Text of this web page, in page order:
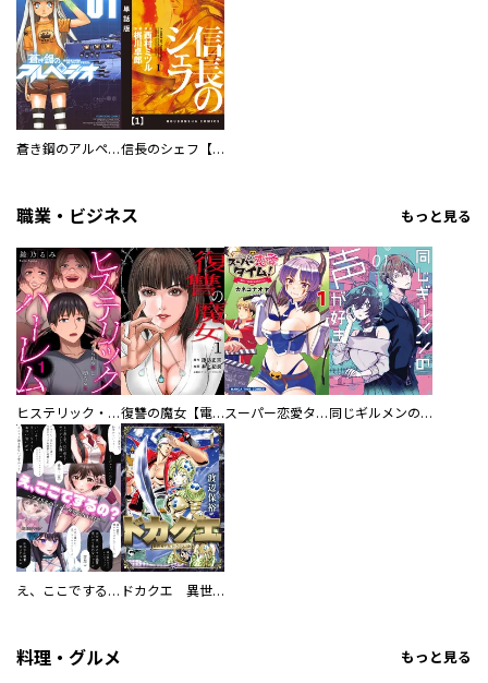
蒼き鋼のアルペジオ 信長のシェフ【単話版】
職業・ビジネス もっと見る
ヒステリック・ハーレム～搾られる男と堕ちる女～【電子単行本版】 復讐の魔女【電子単行本版】 スーパー恋愛タイム！～現場でドＳな彼女は自宅でデレる～ 同じギルメンの声が好き
え、ここでするの？ アイドルのファンが知らない日常 ドカクエ 異世界ドカコッククエスト
料理・グルメ もっと見る